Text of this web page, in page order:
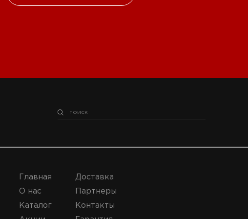
Главная
О нас
Каталог
Доставка
Партнеры
Контакты